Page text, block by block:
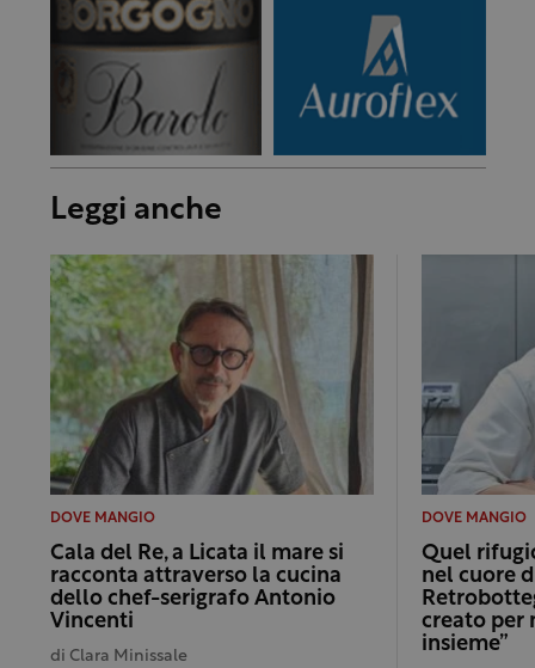
Leggi anche
DOVE MANGIO
Cala del Re, a Licata il mare si
racconta attraverso la cucina
dello chef-serigrafo Antonio
Vincenti
di Clara Minissale
DOVE MANGIO
Quel
nel cuore
creato per
insieme”